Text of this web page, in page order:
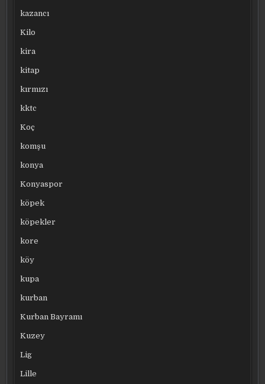
kazancı
Kilo
kira
kitap
kırmızı
kktc
Koç
komşu
konya
Konyaspor
köpek
köpekler
kore
köy
kupa
kurban
Kurban Bayramı
Kuzey
Lig
Lille